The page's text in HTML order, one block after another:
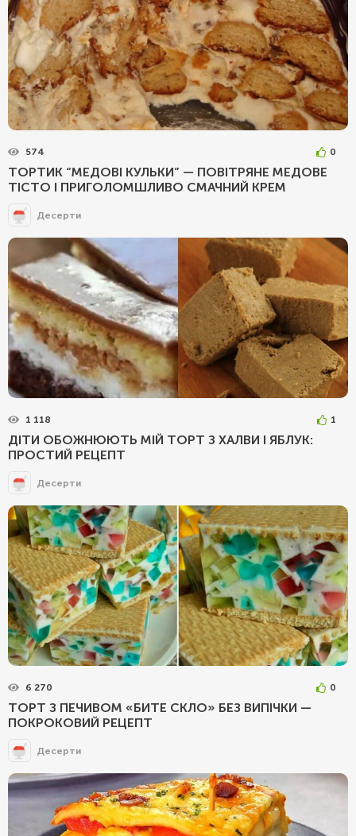
574 0
ТОРТИК “МЕДОВІ КУЛЬКИ” — ПОВІТРЯНЕ МЕДОВЕ
ТІСТО І ПРИГОЛОМШЛИВО СМАЧНИЙ КРЕМ
Десерти
1 118 1
ДІТИ ОБОЖНЮЮТЬ МІЙ ТОРТ З ХАЛВИ І ЯБЛУК:
ПРОСТИЙ РЕЦЕПТ
Десерти
6 270 0
ТОРТ З ПЕЧИВОМ «БИТЕ СКЛО» БЕЗ ВИПІЧКИ —
ПОКРОКОВИЙ РЕЦЕПТ
Десерти